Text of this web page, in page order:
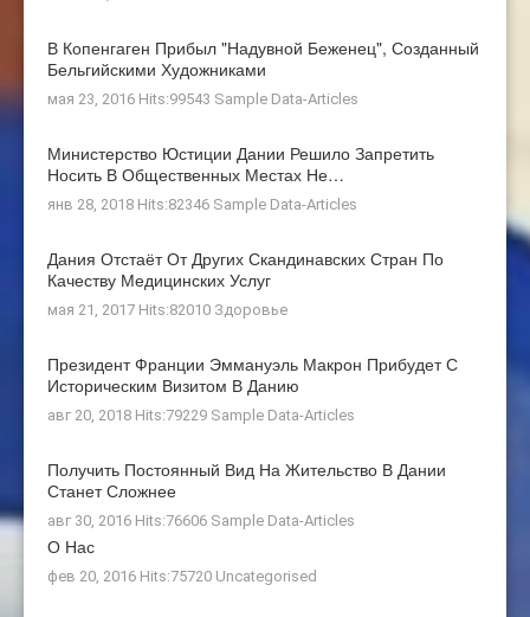
В Копенгаген Прибыл "Надувной Беженец", Созданный
Бельгийскими Художниками
мая 23, 2016 Hits:99543 Sample Data-Articles
Министерство Юстиции Дании Решило Запретить
Носить В Общественных Местах Не…
янв 28, 2018 Hits:82346 Sample Data-Articles
Дания Отстаёт От Других Скандинавских Стран По
Качеству Медицинских Услуг
мая 21, 2017 Hits:82010 Здоровье
Президент Франции Эммануэль Макрон Прибудет С
Историческим Визитом В Данию
авг 20, 2018 Hits:79229 Sample Data-Articles
Получить Постоянный Вид На Жительство В Дании
Станет Сложнее
авг 30, 2016 Hits:76606 Sample Data-Articles
О Нас
фев 20, 2016 Hits:75720 Uncategorised